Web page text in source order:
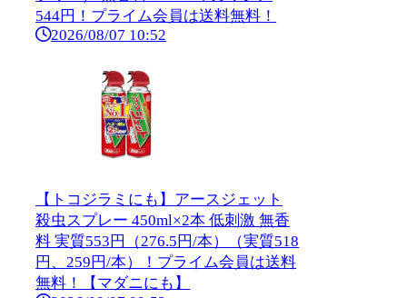
544円！プライム会員は送料無料！
2026/08/07 10:52
【トコジラミにも】アースジェット
殺虫スプレー 450ml×2本 低刺激 無香
料 実質553円（276.5円/本）（実質518
円、259円/本）！プライム会員は送料
無料！【マダニにも】